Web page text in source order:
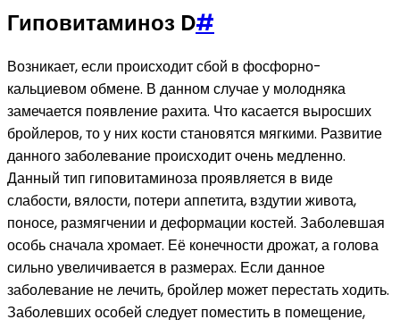
Гиповитаминоз D#
Возникает, если происходит сбой в фосфорно-
кальциевом обмене. В данном случае у молодняка
замечается появление рахита. Что касается выросших
бройлеров, то у них кости становятся мягкими. Развитие
данного заболевание происходит очень медленно.
Данный тип гиповитаминоза проявляется в виде
слабости, вялости, потери аппетита, вздутии живота,
поносе, размягчении и деформации костей. Заболевшая
особь сначала хромает. Её конечности дрожат, а голова
сильно увеличивается в размерах. Если данное
заболевание не лечить, бройлер может перестать ходить.
Заболевших особей следует поместить в помещение,